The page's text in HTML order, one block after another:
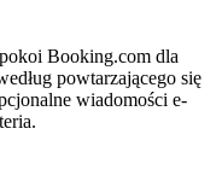
Booking.com dla
powtarzającego się
wiadomości e-